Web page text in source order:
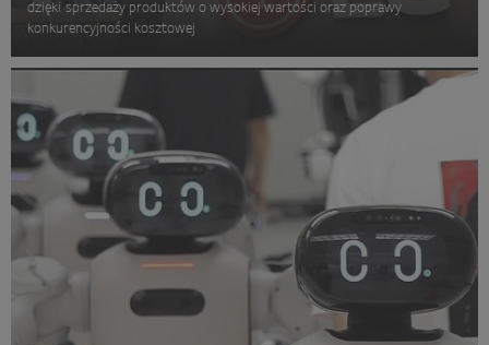
dzięki sprzedaży produktów o wysokiej wartości oraz poprawy
konkurencyjności kosztowej